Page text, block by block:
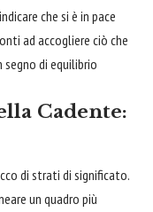
che si è in pace
ad accogliere ciò che
di equilibrio
Cadente:
di strati di significato.
un quadro più